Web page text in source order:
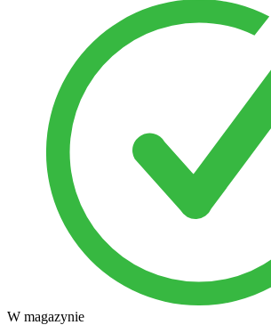
W magazynie